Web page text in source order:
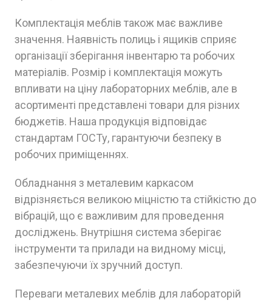
Комплектація меблів також має важливе
значення. Наявність полиць і ящиків сприяє
організації зберігання інвентарю та робочих
матеріалів. Розмір і комплектація можуть
впливати на ціну лабораторних меблів, але в
асортименті представлені товари для різних
бюджетів. Наша продукція відповідає
стандартам ГОСТу, гарантуючи безпеку в
робочих приміщеннях.
Обладнання з металевим каркасом
відрізняється великою міцністю та стійкістю до
вібрацій, що є важливим для проведення
досліджень. Внутрішня система зберігає
інструменти та прилади на видному місці,
забезпечуючи їх зручний доступ.
Переваги металевих меблів для лабораторій